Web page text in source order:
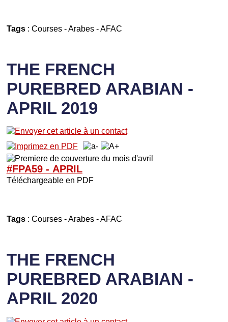
Tags: Courses-Arabes-AFAC
THE FRENCH
PUREBRED ARABIAN -
APRIL 2019
#FPA59 - APRIL
Téléchargeable en PDF
Tags: Courses-Arabes-AFAC
THE FRENCH
PUREBRED ARABIAN -
APRIL 2020